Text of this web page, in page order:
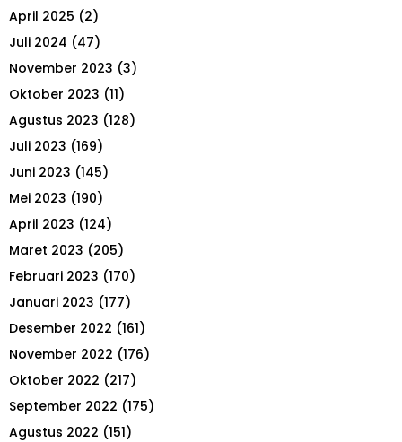
April 2025 (2)
Juli 2024 (47)
November 2023 (3)
Oktober 2023 (11)
Agustus 2023 (128)
Juli 2023 (169)
Juni 2023 (145)
Mei 2023 (190)
April 2023 (124)
Maret 2023 (205)
Februari 2023 (170)
Januari 2023 (177)
Desember 2022 (161)
November 2022 (176)
Oktober 2022 (217)
September 2022 (175)
Agustus 2022 (151)